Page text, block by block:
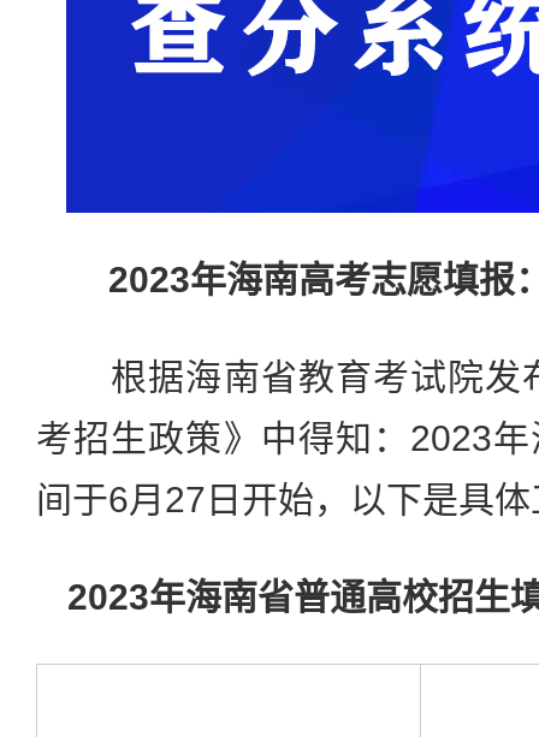
2023年海南高考志愿填报
根据海南省教育考试院发
考招生政策》中得知：2023
间于6月27日开始，以下是具
2023年海南省普通高校招生